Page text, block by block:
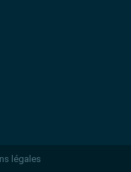
légales